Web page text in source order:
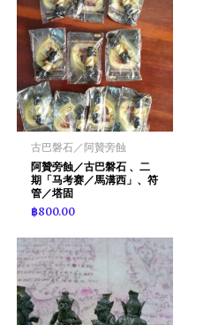
古巴磐石／阿贊旁蝕
阿贊旁蝕／古巴磐石 、二
期「马考赛／馬溝西」、符
管／塔固
฿800.00